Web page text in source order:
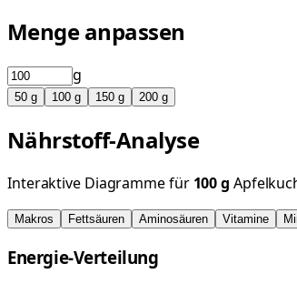
Menge anpassen
g
50 g 100 g 150 g 200 g
Nährstoff-Analyse
Interaktive Diagramme für 100g
Makros Fettsäuren Aminosäuren Vitamine
Energie-Verteilung